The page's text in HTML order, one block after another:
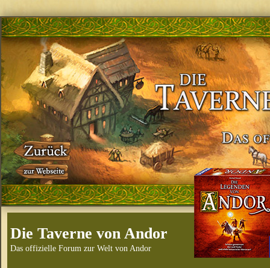
Die Taverne von Andor
Das offizielle Forum zur Welt von Andor